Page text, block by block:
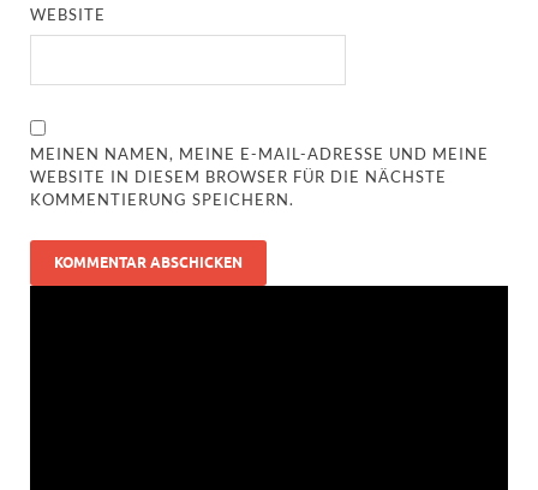
WEBSITE
MEINEN NAMEN, MEINE E-MAIL-ADRESSE UND MEINE
WEBSITE IN DIESEM BROWSER FÜR DIE NÄCHSTE
KOMMENTIERUNG SPEICHERN.